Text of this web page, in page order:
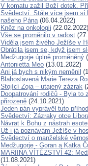
V komatu zažil Boží dotek.
Svědectví: Stále více jsem si
našeho Pána(06.04.2022)
Kněz na onkologii (22.02.2022)
Vše se proměnilo v radost
Viděla jsem živého Ježíše v
Obrátila jsem se, když jsem
Medžugorje úplně proměněný
Antonietta Meo (13.01.2022)
Ani já bych s nikým neměnil
Blahoslavená Marie Tereza
Stojící Zoja – utajený zázrak
Doopatrování rodičů - Byla
přirozeně (24.10.2021)
Jeden pán vyprávěl tuto
Svědectví: Zázraky otce
Návrat k Bohu z nástrah
Už i já poznávám Ježíše v
Svědectví o manželské
Medžugorje - Goran a Katka
MARIINA VÍTĚZSTVÍ 42:
(11.08.2021)